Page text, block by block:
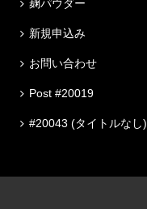
麹パウダー
新規申込み
お問い合わせ
Post #20019
#20043 (タイトルなし)